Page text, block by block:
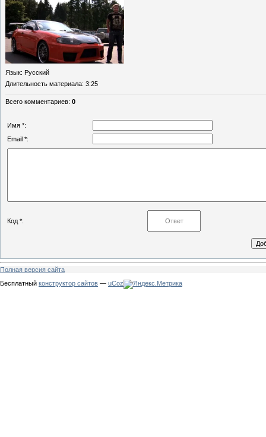
Язык: Русский
Длительность материала: 3:25
Всего комментариев: 0
Имя *:
Email *:
Код *:
Полная версия сайта
Бесплатный конструктор сайтов — uCoz